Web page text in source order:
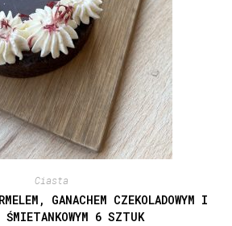
Ciasta
GANACHEM CZEKOLADOWYM I
ŚMIETANKOWYM 6 SZTUK